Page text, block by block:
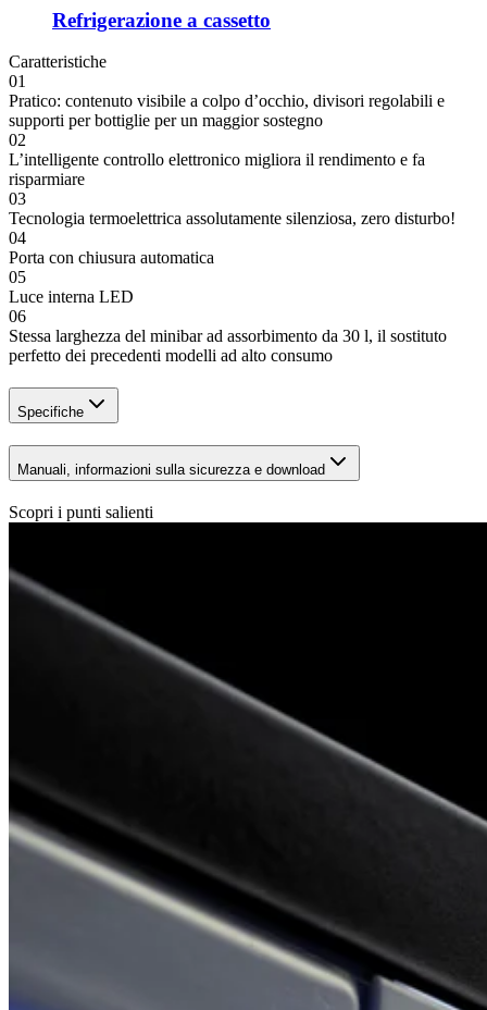
Refrigerazione a cassetto
Caratteristiche
01
Pratico: contenuto visibile a colpo d’occhio, divisori regolabili e
supporti per bottiglie per un maggior sostegno
02
L’intelligente controllo elettronico migliora il rendimento e fa
risparmiare
03
Tecnologia termoelettrica assolutamente silenziosa, zero disturbo!
04
Porta con chiusura automatica
05
Luce interna LED
06
Stessa larghezza del minibar ad assorbimento da 30 l, il sostituto
perfetto dei precedenti modelli ad alto consumo
Specifiche
Manuali, informazioni sulla sicurezza e download
Scopri i punti salienti